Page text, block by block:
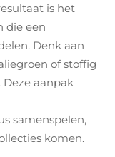
is het
die een
Denk aan
of stoffig
aanpak
samenspelen,
komen.